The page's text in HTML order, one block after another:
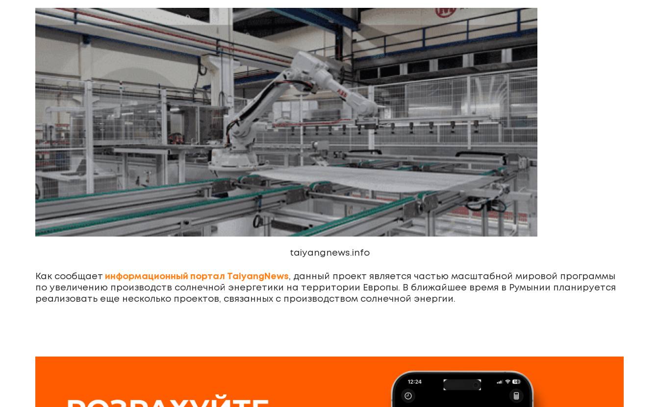
taiyangnews.info
Как сообщает информационный портал TaiyangNews, данный проект является частью масштабной мировой программы
по увеличению производств солнечной энергетики на территории Европы. В ближайшее время в Румынии планируется
реализовать еще несколько проектов, связанных с производством солнечной энергии.